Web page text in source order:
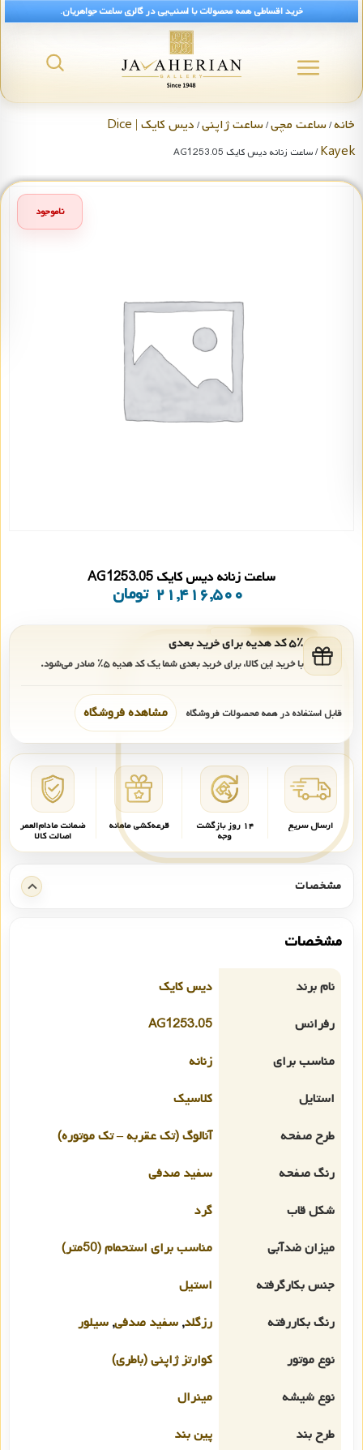
خرید اقساطی همه محصولات با اسنپ‌پی در گالری ساعت جواهریان.
خانه/ساعت مچی/ساعت ژاپنی/
دیس کایک | Dice
Kayek/ ساعت زنانه دیس کایک AG1253.05
ناموجود
ساعت زنانه دیس کایک AG1253.05
۲۱,۴۱۶,۵۰۰ تومان
۵٪ کد هدیه برای خرید بعدی
با خرید این کالا، برای خرید بعدی شما یک کد هدیه۵٪ صادر می‌شود.
قابل استفاده در همه محصولات فروشگاه مشاهده فروشگاه
ارسال سریع ۱۴ روز بازگشت
وجه
قرعه‌کشی ماهانه ضمانت مادام‌العمر
اصالت کالا
مشخصات
مشخصات
نام برند
دیس کایک
رفرانس
AG1253.05
مناسب برای
زنانه
استایل
کلاسیک
طرح صفحه
آنالوگ (تک عقربه – تک موتوره)
رنگ صفحه
سفید صدفی
شکل قاب
گرد
میزان ضدآبی
مناسب برای استحمام (50متر)
جنس بکارگرفته
استیل
رنگ بکاررفته
رزگلد, سفید صدفی, سیلور
نوع موتور
کوارتز ژاپنی (باطری)
نوع شیشه
مینرال
طرح بند
پین بند